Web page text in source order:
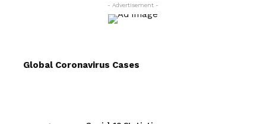
- Advertisement -
Global Coronavirus Cases